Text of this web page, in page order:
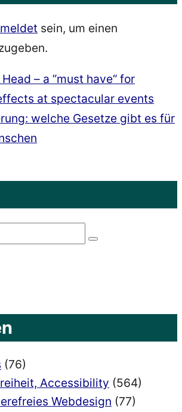
sein, um einen
– a ”must have“ for
at spectacular events
welche Gesetze gibt es für
(76)
Accessibility (564)
Webdesign (77)